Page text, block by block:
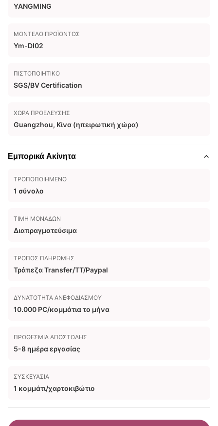
YANGMING
ΜΟΝΤΈΛΟ ΠΡΟΪΌΝΤΟΣ
Ym-DI02
ΠΙΣΤΟΠΟΙΗΤΙΚΌ
SGS/BV Certification
ΧΏΡΑ ΠΡΟΈΛΕΥΣΗΣ
Guangzhou, Κίνα (ηπειρωτική χώρα)
Εμπορικά Ακίνητα
ΤΡΟΠΟΠΟΙΗΜΈΝΟ
1 σύνολο
ΤΙΜΉ ΜΟΝΆΔΩΝ
Διαπραγματεύσιμα
ΤΡΌΠΟΣ ΠΛΗΡΩΜΉΣ
Τράπεζα Transfer/TT/Paypal
ΔΥΝΑΤΌΤΗΤΑ ΑΝΕΦΟΔΙΑΣΜΟΎ
10.000 PC/κομμάτια το μήνα
ΠΡΟΘΕΣΜΊΑ ΑΠΟΣΤΟΛΉΣ
5-8 ημέρα εργασίας
ΣΥΣΚΕΥΑΣΊΑ
1 κομμάτι/χαρτοκιβώτιο